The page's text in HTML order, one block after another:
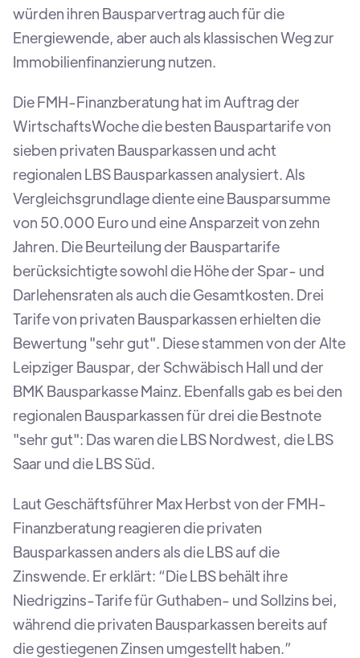
würden ihren Bausparvertrag auch für die
Energiewende, aber auch als klassischen Weg zur
Immobilienfinanzierung nutzen.
Die FMH-Finanzberatung hat im Auftrag der
WirtschaftsWoche die besten Bauspartarife von
sieben privaten Bausparkassen und acht
regionalen LBS Bausparkassen analysiert. Als
Vergleichsgrundlage diente eine Bausparsumme
von 50.000 Euro und eine Ansparzeit von zehn
Jahren. Die Beurteilung der Bauspartarife
berücksichtigte sowohl die Höhe der Spar- und
Darlehensraten als auch die Gesamtkosten. Drei
Tarife von privaten Bausparkassen erhielten die
Bewertung "sehr gut". Diese stammen von der Alte
Leipziger Bauspar, der Schwäbisch Hall und der
BMK Bausparkasse Mainz. Ebenfalls gab es bei den
regionalen Bausparkassen für drei die Bestnote
"sehr gut": Das waren die LBS Nordwest, die LBS
Saar und die LBS Süd.
Laut Geschäftsführer Max Herbst von der FMH-
Finanzberatung reagieren die privaten
Bausparkassen anders als die LBS auf die
Zinswende. Er erklärt: “Die LBS behält ihre
Niedrigzins-Tarife für Guthaben- und Sollzins bei,
während die privaten Bausparkassen bereits auf
die gestiegenen Zinsen umgestellt haben.”